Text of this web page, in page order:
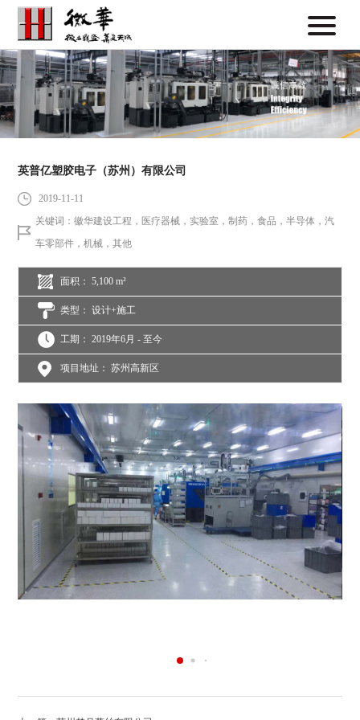
英普亿塑胶电子（苏州）有限公司
2019-11-11
关键词：徽华建设工程，医疗器械，实验室，制药，食品，半导体，汽
车零部件，机械，其他
面积： 5,100 m²
类型： 设计+施工
工期： 2019年6月 - 至今
项目地址： 苏州高新区